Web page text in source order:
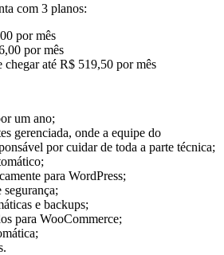
com 3 planos:
por mês
por mês
chegar até R$ 519,50 por mês
um ano;
gerenciada, onde a equipe do
por cuidar de toda a parte técnica;
para WordPress;
e backups;
para WooCommerce;